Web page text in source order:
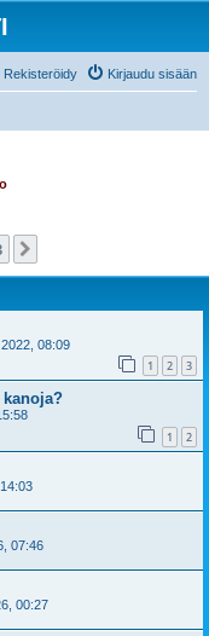
Kirjaudu sisään
Rekisteröidy
08:09
1 2 3
1 2
07:46
00:27